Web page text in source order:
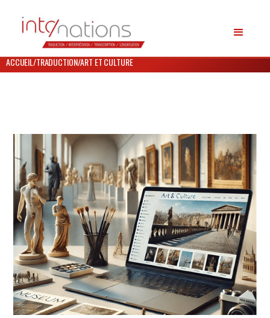
ACCUEIL/TRADUCTION/ART ET CULTURE